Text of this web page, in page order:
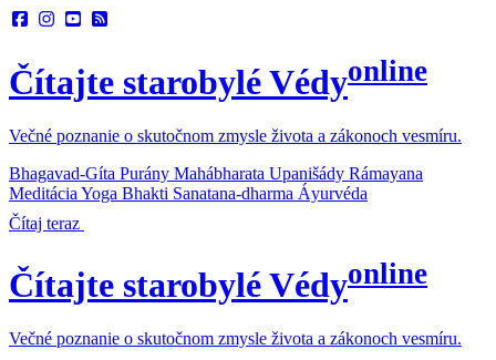
Čítajte starobylé Védyonline
Večné poznanie o skutočnom zmysle života a zákonoch vesmíru.
Bhagavad-Gíta Purány Mahábharata Upanišády Rámayana
Meditácia Yoga Bhakti Sanatana-dharma Áyurvéda
Čítaj teraz
Čítajte starobylé Védyonline
Večné poznanie o skutočnom zmysle života a zákonoch vesmíru.